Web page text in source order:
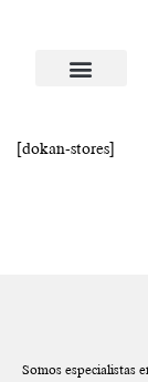
[dokan-stores]
Somos especialistas